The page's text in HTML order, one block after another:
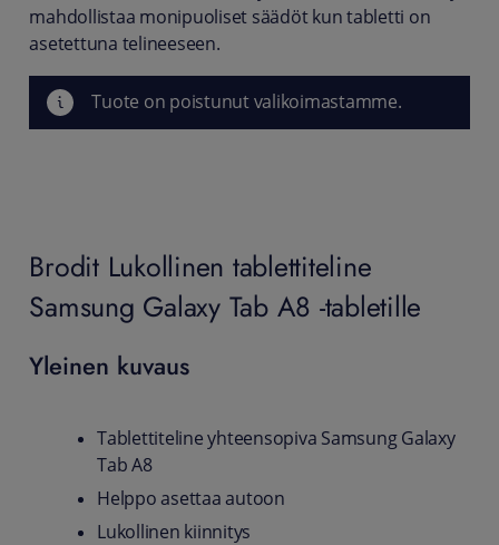
mahdollistaa monipuoliset säädöt kun tabletti on
asetettuna telineeseen.
Tuote on poistunut valikoimastamme.
Brodit Lukollinen tablettiteline
Samsung Galaxy Tab A8 -tabletille
Yleinen kuvaus
Tablettiteline yhteensopiva Samsung Galaxy
Tab A8
Helppo asettaa autoon
Lukollinen kiinnitys